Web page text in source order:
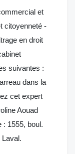
et
citoyenneté -
en droit
suivantes :
dans la
cet expert
Aouad
: 1555, boul.